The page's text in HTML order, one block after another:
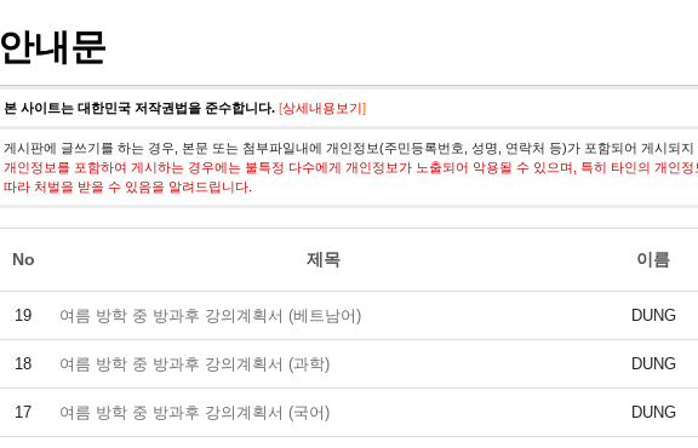
안내문
본 사이트는 대한민국 저작권법을 준수합니다. [상세내용보기]
게시판에 글쓰기를 하는 경우, 본문 또는 첨부파일내에 개인정보(주민등록번호, 성명, 연락처 등)가 포함되어 게시되지
개인정보를 포함하여 게시하는 경우에는 불특정 다수에게 개인정보가 노출되어 악용될 수 있으며, 특히 타인의 개인
따라 처벌을 받을 수 있음을 알려드립니다.
No 제목 이름
19 여름 방학 중 방과후 강의계획서 (베트남어) DUNG
18 여름 방학 중 방과후 강의계획서 (과학) DUNG
17 여름 방학 중 방과후 강의계획서 (국어) DUNG